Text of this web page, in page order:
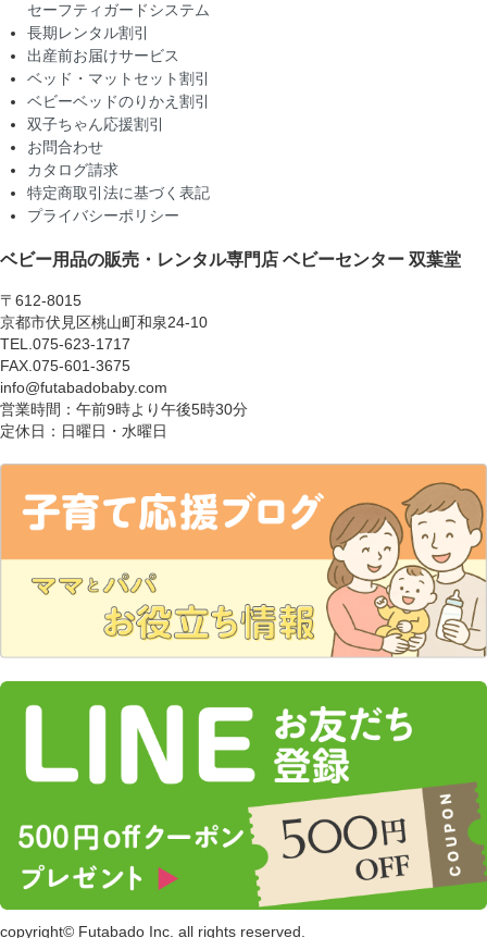
セーフティガードシステム
長期レンタル割引
出産前お届けサービス
ベッド・マットセット割引
ベビーベッドのりかえ割引
双子ちゃん応援割引
お問合わせ
カタログ請求
特定商取引法に基づく表記
プライバシーポリシー
ベビー用品の販売・レンタル専門店 ベビーセンター 双葉堂
〒612-8015
京都市伏見区桃山町和泉24-10
TEL.075-623-1717
FAX.075-601-3675
info@futabadobaby.com
営業時間：午前9時より午後5時30分
定休日：日曜日・水曜日
copyright© Futabado Inc. all rights reserved.